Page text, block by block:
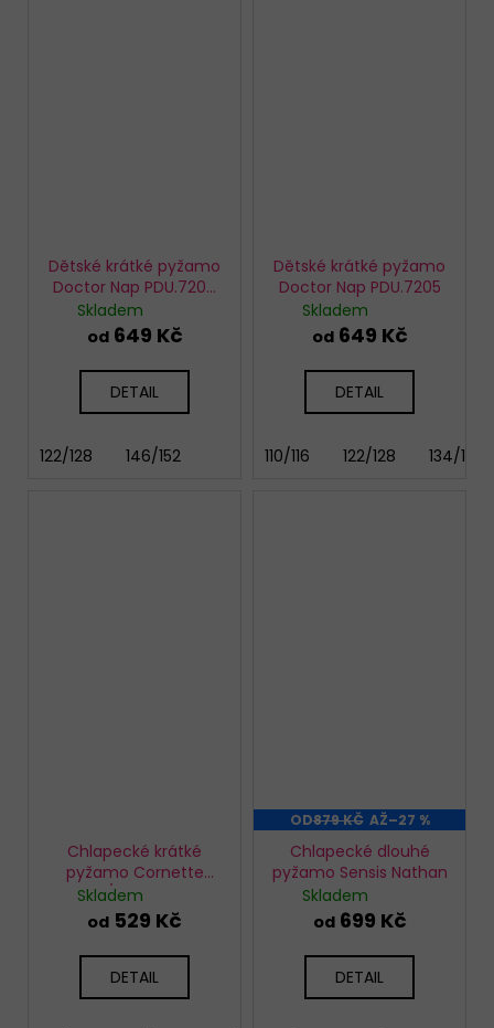
Dětské krátké pyžamo
Doctor Nap PDU.7208
Sheep
Skladem
od649 Kč
DETAIL
122/128 146/152
Dětské krátké pyžamo
Doctor Nap PDU.7205
Skladem
od649 Kč
DETAIL
110/116 122/128 134/140
Chlapecké krátké
pyžamo Cornette
798/120 Fishing
Skladem
od 529 Kč
DETAIL
OD879 KČ AŽ–27 %
Chlapecké dlouhé
pyžamo Sensis Nathan
Skladem
od699 Kč
DETAIL